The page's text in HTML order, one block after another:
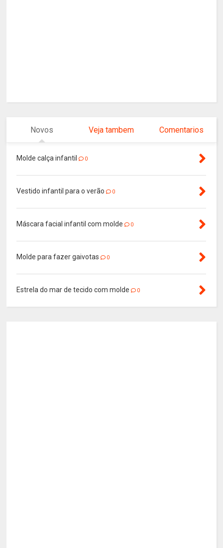
Novos Veja tambem Comentarios
Molde calça infantil 0
Vestido infantil para o verão 0
Máscara facial infantil com molde 0
Molde para fazer gaivotas 0
Estrela do mar de tecido com molde 0